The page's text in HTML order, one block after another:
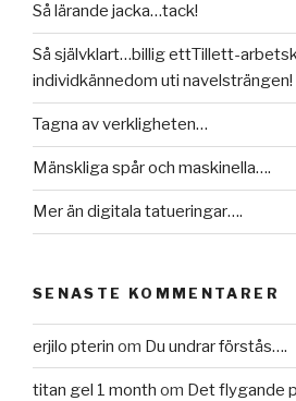
Så lärande jacka…tack!
Så självklart…billig ettTillett-
individkännedom uti navelsträngen!
Tagna av verkligheten…
Mänskliga spår och maskinella….
Mer än digitala tatueringar….
SENASTE KOMMENTARER
erjilo pterin om Du undrar förstås….
titan gel 1 month om Det flygande